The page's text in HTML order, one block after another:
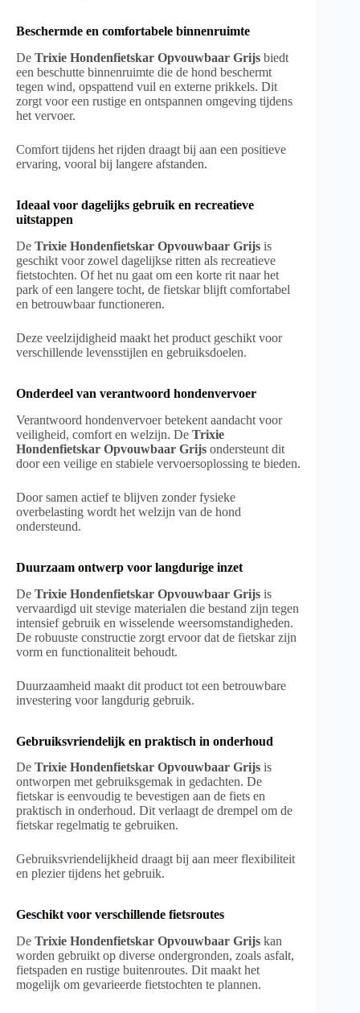
Beschermde en comfortabele binnenruimte
De Trixie Hondenfietskar Opvouwbaar Grijs biedt
een beschutte binnenruimte die de hond beschermt
tegen wind, opspattend vuil en externe prikkels. Dit
zorgt voor een rustige en ontspannen omgeving tijdens
het vervoer.
Comfort tijdens het rijden draagt bij aan een positieve
ervaring, vooral bij langere afstanden.
Ideaal voor dagelijks gebruik en recreatieve
uitstappen
De Trixie Hondenfietskar Opvouwbaar Grijs is
geschikt voor zowel dagelijkse ritten als recreatieve
fietstochten. Of het nu gaat om een korte rit naar het
park of een langere tocht, de fietskar blijft comfortabel
en betrouwbaar functioneren.
Deze veelzijdigheid maakt het product geschikt voor
verschillende levensstijlen en gebruiksdoelen.
Onderdeel van verantwoord hondenvervoer
Verantwoord hondenvervoer betekent aandacht voor
veiligheid, comfort en welzijn. De Trixie
Hondenfietskar Opvouwbaar Grijs ondersteunt dit
door een veilige en stabiele vervoersoplossing te bieden.
Door samen actief te blijven zonder fysieke
overbelasting wordt het welzijn van de hond
ondersteund.
Duurzaam ontwerp voor langdurige inzet
De Trixie Hondenfietskar Opvouwbaar Grijs is
vervaardigd uit stevige materialen die bestand zijn tegen
intensief gebruik en wisselende weersomstandigheden.
De robuuste constructie zorgt ervoor dat de fietskar zijn
vorm en functionaliteit behoudt.
Duurzaamheid maakt dit product tot een betrouwbare
investering voor langdurig gebruik.
Gebruiksvriendelijk en praktisch in onderhoud
De Trixie Hondenfietskar Opvouwbaar Grijs is
ontworpen met gebruiksgemak in gedachten. De
fietskar is eenvoudig te bevestigen aan de fiets en
praktisch in onderhoud. Dit verlaagt de drempel om de
fietskar regelmatig te gebruiken.
Gebruiksvriendelijkheid draagt bij aan meer flexibiliteit
en plezier tijdens het gebruik.
Geschikt voor verschillende fietsroutes
De Trixie Hondenfietskar Opvouwbaar Grijs kan
worden gebruikt op diverse ondergronden, zoals asfalt,
fietspaden en rustige buitenroutes. Dit maakt het
mogelijk om gevarieerde fietstochten te plannen.